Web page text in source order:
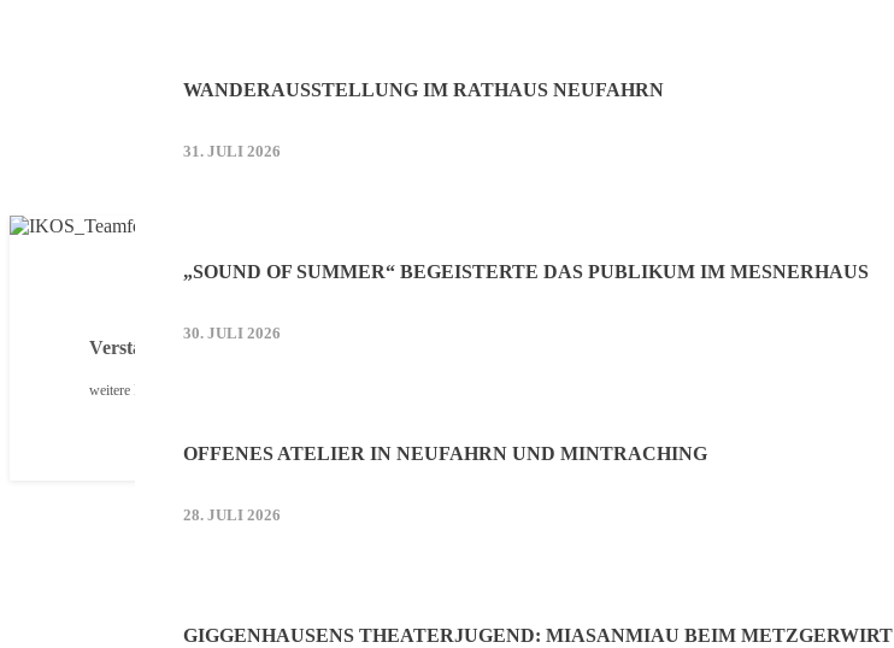
WANDERAUSSTELLUNG IM RATHAUS NEUFAHRN
31. JULI 2026
„SOUND OF SUMMER“ BEGEISTERTE DAS PUBLIKUM IM MESNERHAUS
30. JULI 2026
OFFENES ATELIER IN NEUFAHRN UND MINTRACHING
28. JULI 2026
GIGGENHAUSENS THEATERJUGEND: MIASANMIAU BEIM METZGERWIRT
Verstärken Sie unser Neufahrner Echo-Team!
weitere Infos